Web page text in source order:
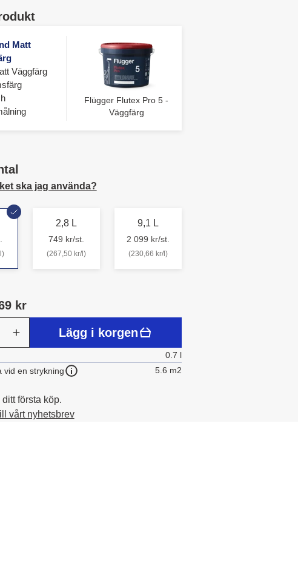
Matt
Väggfärg
Flügger Flutex Pro 5 -
Väggfärg
ska jag använda?
2,8 L
749 kr/st.
(267,50 kr/l)
9,1 L
2 099 kr/st.
(230,66 kr/l)
kr
Lägg i korgen
0.7 l
vid en strykning
5.6 m2
första köp.
vårt nyhetsbrev